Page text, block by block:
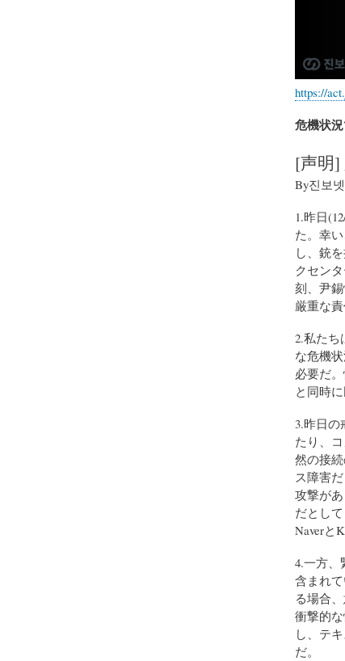
https://
危機状
[声明]
By진보넷
1.昨日
た。幸
し、銃
クセン
刻、尹
厳重な
2.私たち
な危機
必要だ
と同時
3.昨日の
たり、
然の接
ス障害
攻撃が
だとし
Naverと
4.一方、
含まれ
る場合
衝撃的
し、テ
だ。